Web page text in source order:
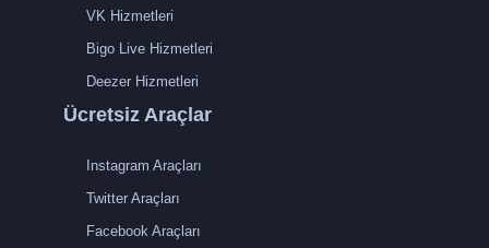
VK Hizmetleri
Bigo Live Hizmetleri
Deezer Hizmetleri
Ücretsiz Araçlar
Instagram Araçları
Twitter Araçları
Facebook Araçları